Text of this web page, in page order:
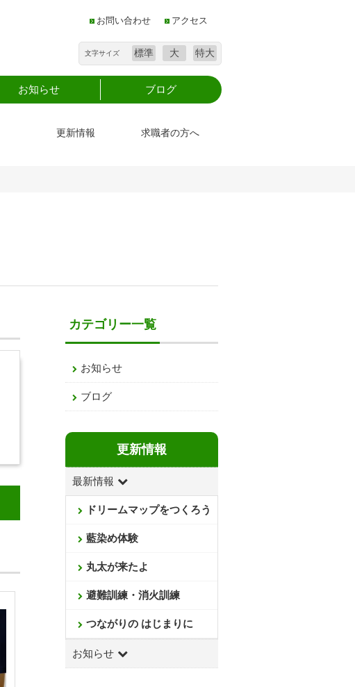
お問い合わせ アクセス
文字サイズ 標準 大 特大
お知らせ ブログ
更新情報 求職者の方へ
カテゴリー一覧
お知らせ
ブログ
更新情報
最新情報
ドリームマップをつくろう
藍染め体験
丸太が来たよ
避難訓練・消火訓練
つながりの はじまりに
お知らせ